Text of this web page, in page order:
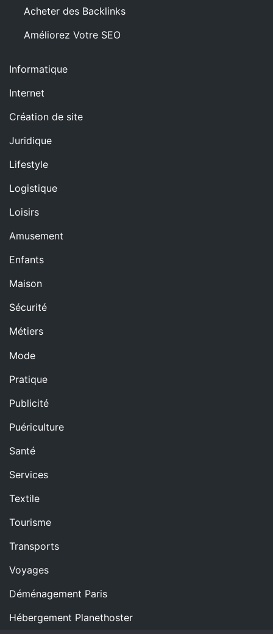
Acheter des Backlinks
Améliorez Votre SEO
Informatique
Internet
Création de site
Juridique
Lifestyle
Logistique
Loisirs
Amusement
Enfants
Maison
Sécurité
Métiers
Mode
Pratique
Publicité
Puériculture
Santé
Services
Textile
Tourisme
Transports
Voyages
Déménagement Paris
Hébergement Planethoster